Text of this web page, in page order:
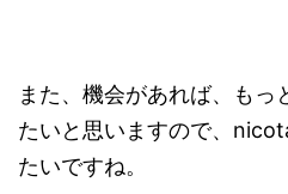
また、機会があれば、もっ
たいと思いますので、
たいですね。